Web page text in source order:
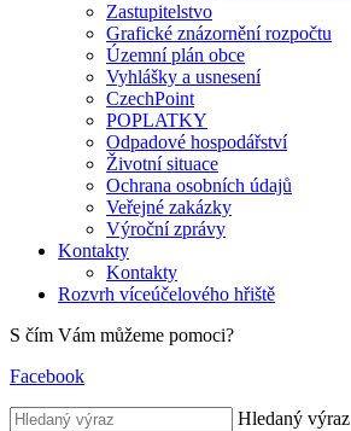
Zastupitelstvo
Grafické znázornění rozpočtu
Územní plán obce
Vyhlášky a usnesení
CzechPoint
POPLATKY
Odpadové hospodářství
Životní situace
Ochrana osobních údajů
Veřejné zakázky
Výroční zprávy
Kontakty
Kontakty
Rozvrh víceúčelového hřiště
S čím Vám můžeme pomoci?
Facebook
Hledaný výraz